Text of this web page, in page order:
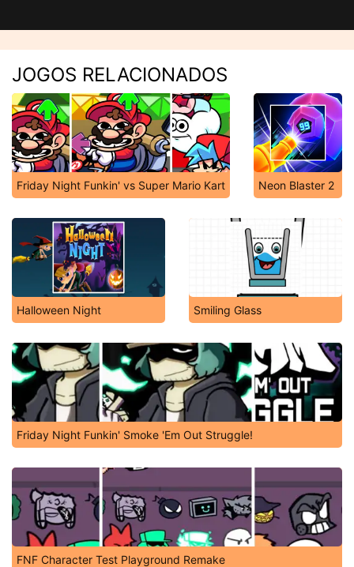
JOGOS RELACIONADOS
Friday Night Funkin' vs Super Mario Kart Neon Blaster 2
Halloween Night Smiling Glass
Friday Night Funkin' Smoke 'Em Out Struggle!
FNF Character Test Playground Remake